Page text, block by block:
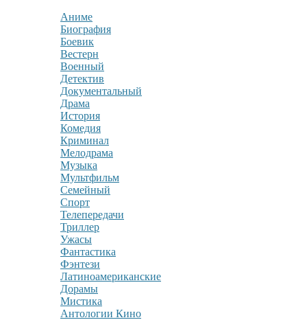
Аниме
Биография
Боевик
Вестерн
Военный
Детектив
Документальный
Драма
История
Комедия
Криминал
Мелодрама
Музыка
Мультфильм
Семейный
Спорт
Телепередачи
Триллер
Ужасы
Фантастика
Фэнтези
Латиноамериканские
Дорамы
Мистика
Антологии Кино